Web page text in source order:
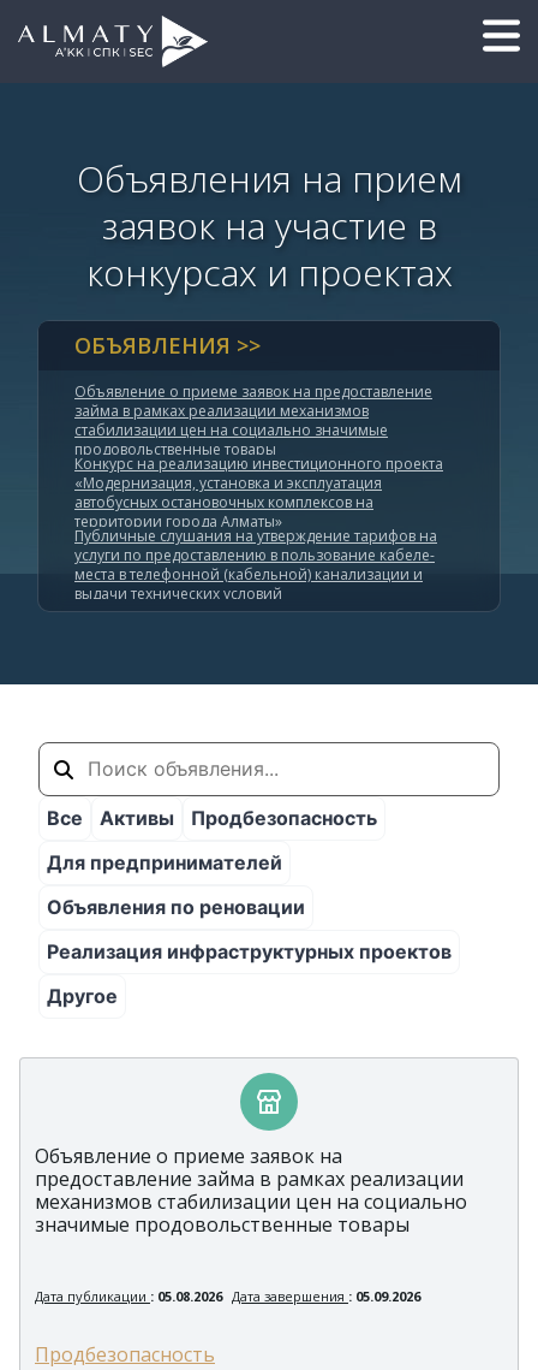
Объявления на прием
заявок на участие в
конкурсах и проектах
ОБЪЯВЛЕНИЯ >>
Объявление о приеме заявок на предоставление
займа в рамках реализации механизмов
стабилизации цен на социально значимые
продовольственные товары
Конкурс на реализацию инвестиционного проекта
«Модернизация, установка и эксплуатация
автобусных остановочных комплексов на
территории города Алматы»
Публичные слушания на утверждение тарифов на
услуги по предоставлению в пользование кабеле-
места в телефонной (кабельной) канализации и
выдачи технических условий
Все Активы
Продбезопасность
Для предпринимателей
Объявления по реновации
Реализация инфраструктурных проектов
Другое
Объявление о приеме заявок на
предоставление займа в рамках реализации
механизмов стабилизации цен на социально
значимые продовольственные товары
Дата публикации : 05.08.2026 Дата завершения : 05.09.2026
Продбезопасность